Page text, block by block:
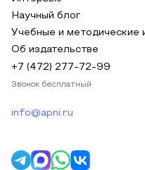
Научный блог
Учебные и методические
Об издательстве
+7 (472) 277-72-99
Звонок бесплатный
info@apni.ru